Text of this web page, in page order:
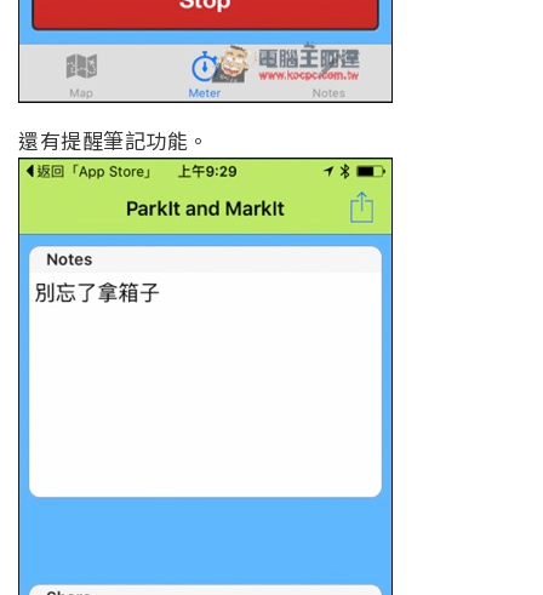
還有提醒筆記功能。